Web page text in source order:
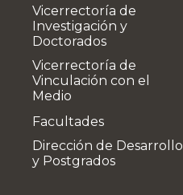
Vicerrectoría de
Investigación y
Doctorados
Vicerrectoría de
Vinculación con el
Medio
Facultades
Dirección de Desarrollo
y Postgrados